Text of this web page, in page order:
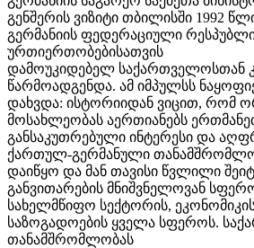
გენშერის ვიზიტი თბილისში 1992
გერმანიის ფედერაციული
ურთიერთობებისათვის
დამოუკიდებელ საქართველოსთან
წარმოადგენდა. ამ იმპულსს
დახვდა: ისტორიიდან ვიცით, რომ
მოსახლეობას აერთიანებს
განსაკუთრებული ინტერესი და
ქართულ-გერმანული
დაიწყო და მან თავისი წვლილი
განვითარების მნიშვნელოვან
სახელმწიფო სექტორის,
საზოგადოების ყველა სფეროს.
თანამშრომლობას